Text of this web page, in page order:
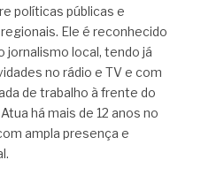
políticas públicas e
Ele é reconhecido
jornalismo local, tendo já
no rádio e TV e com
de trabalho à frente do
há mais de 12 anos no
ampla presença e